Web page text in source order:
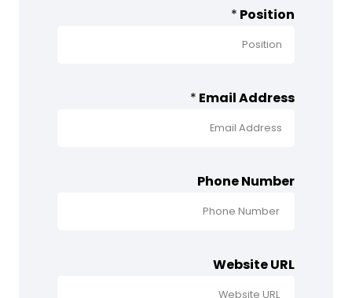
Position
*
Email Address
*
Phone Number
Website URL